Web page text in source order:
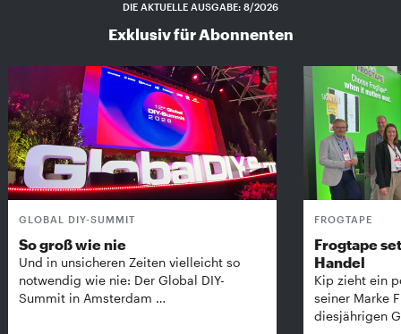
DIE AKTUELLE AUSGABE: 8/2026
Exklusiv für Abonnenten
GLOBAL DIY-SUMMIT
So groß wie nie
Und in unsicheren Zeiten vielleicht so
notwendig wie nie: Der Global DIY-
Summit in Amsterdam …
FROGTAPE
Frogtape
Handel
Kip zieht ein
seiner Marke
diesjährigen